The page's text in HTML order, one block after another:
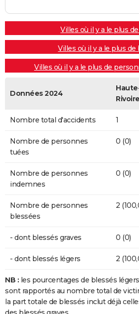
Villes où il y a le plus
Villes où il y a le plus de
Villes où il y a le plus de
Données 2024
Rivoire
Nombre total d'accidents 1
Nombre de personnes
tuées
0 (0)
Nombre de personnes
indemnes
0 (0)
Nombre de personnes
blessées
2
- dont blessés graves 0 (0)
- dont blessés légers 2
NB : les pourcentages de blessés
sont rapportés au nombre total de
la part totale de blessés inclut déjà